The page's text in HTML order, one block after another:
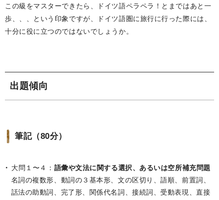
この級をマスターできたら、ドイツ語ペラペラ！とまではあと一
歩、、、という印象ですが、ドイツ語圏に旅行に行った際には、
十分に役に立つのではないでしょうか。
出題傾向
筆記（80分）
大問１〜４： 語彙や文法に関する選択、あるいは空所補充問題
名詞の複数形、動詞の３基本形、文の区切り、語順、前置詞、
話法の助動詞、完了形、関係代名詞、接続詞、受動表現、直接